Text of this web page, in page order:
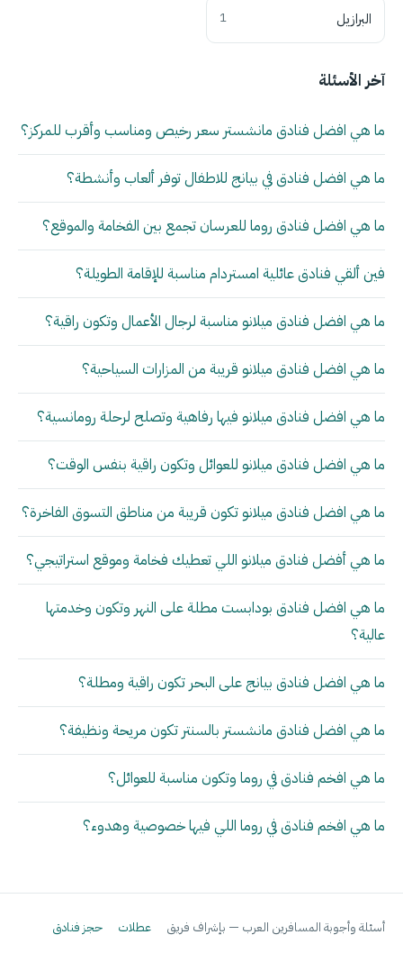
البرازيل 1
آخر الأسئلة
ما هي افضل فنادق مانشستر سعر رخيص ومناسب وأقرب للمركز؟
ما هي افضل فنادق في بيانج للاطفال توفر ألعاب وأنشطة؟
ما هي افضل فنادق روما للعرسان تجمع بين الفخامة والموقع؟
فين ألقي فنادق عائلية امستردام مناسبة للإقامة الطويلة؟
ما هي افضل فنادق ميلانو مناسبة لرجال الأعمال وتكون راقية؟
ما هي افضل فنادق ميلانو قريبة من المزارات السياحية؟
ما هي افضل فنادق ميلانو فيها رفاهية وتصلح لرحلة رومانسية؟
ما هي افضل فنادق ميلانو للعوائل وتكون راقية بنفس الوقت؟
ما هي افضل فنادق ميلانو تكون قريبة من مناطق التسوق الفاخرة؟
ما هي أفضل فنادق ميلانو اللي تعطيك فخامة وموقع استراتيجي؟
ما هي افضل فنادق بودابست مطلة على النهر وتكون وخدمتها
عالية؟
ما هي افضل فنادق بيانج على البحر تكون راقية ومطلة؟
ما هي افضل فنادق مانشستر بالسنتر تكون مريحة ونظيفة؟
ما هي افخم فنادق في روما وتكون مناسبة للعوائل؟
ما هي افخم فنادق في روما اللي فيها خصوصية وهدوء؟
أسئلة وأجوبة المسافرين العرب — بإشراف فريق عطلات حجز فنادق